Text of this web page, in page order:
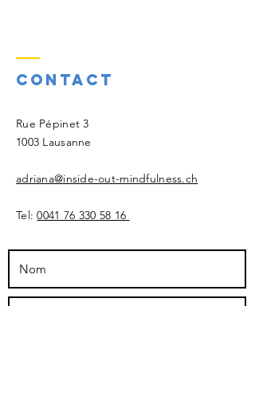
Contact
​Rue Pépinet 3
1003 Lausanne
adriana@inside-out-mindfulness.ch
Tel:0041 76 330 58 16